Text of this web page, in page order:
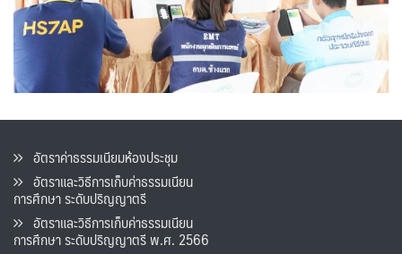
อัตราค่าธรรมเนียมห้องประชุม
อัตราและวิธีการเก็บค่าธรรมเนียน
การศึกษา ระดับปริญญาตรี
อัตราและวิธีการเก็บค่าธรรมเนียน
การศึกษา ระดับปริญญาตรี พ.ศ. 2566